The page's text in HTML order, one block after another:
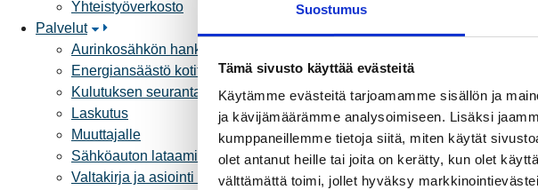
Suostumus
Tämä sivusto käyttää evästeitä
Käytämme evästeitä tarjoamamme sisällön ja
ja kävijämäärämme analysoimiseen. Lisäksi
kumppaneillemme tietoja siitä, miten käytät
olet antanut heille tai joita on kerätty, kun olet
välttämättä toimi, jollet hyväksy
Yhteistyöverkosto
Palvelut
Aurinkosähkön hankinta
Energiansäästö kotitaloudessa
Kulutuksen seuranta
Laskutus
Muuttajalle
Sähköauton lataaminen
Valtakirja ja asiointi toisen puolesta